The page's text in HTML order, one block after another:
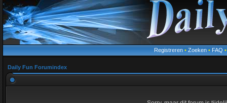
Registreren • Zoeken • FAQ
Daily Fun Forumindex